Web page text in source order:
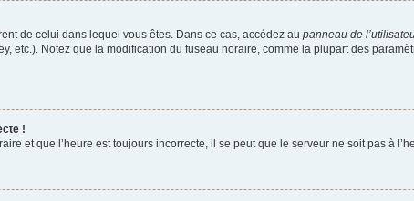
de celui dans lequel vous êtes. Dans ce cas, accédez au panneau de
etc.). Notez que la modification du fuseau horaire, comme la plupart des
!
et que l’heure est toujours incorrecte, il se peut que le serveur ne soit pas à